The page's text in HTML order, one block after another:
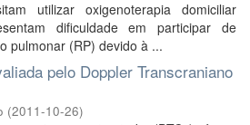
utilizar oxigenoterapia domiciliar
dificuldade em participar de
pulmonar (RP) devido à ...
pelo Doppler Transcraniano
(2011-10-26)